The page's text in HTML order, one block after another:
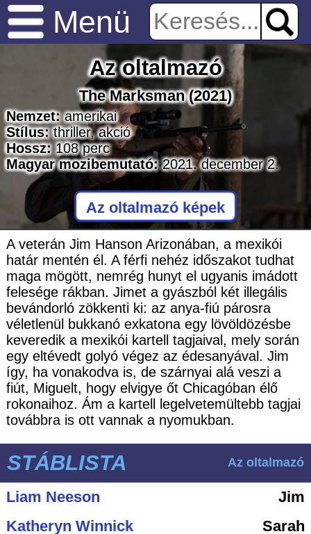
Menü
Az oltalmazó
The Marksman(2021)
Nemzet: amerikai
Stílus: thriller,akció
Hossz: 108perc
Magyar mozibemutató:2021. december 2.
Az oltalmazó képek
A veterán Jim Hanson Arizonában, a mexikói
határ mentén él. A férfi nehéz időszakot tudhat
maga mögött, nemrég hunyt el ugyanis imádott
felesége rákban. Jimet a gyászból két illegális
bevándorló zökkenti ki: az anya-fiú párosra
véletlenül bukkanó exkatona egy lövöldözésbe
keveredik a mexikói kartell tagjaival, mely során
egy eltévedt golyó végez az édesanyával. Jim
így, ha vonakodva is, de szárnyai alá veszi a
fiút, Miguelt, hogy elvigye őt Chicagóban élő
rokonaihoz. Ám a kartell legelvetemültebb tagjai
továbbra is ott vannak a nyomukban.
STÁBLISTA Az oltalmazó
Liam Neeson
Jim
Katheryn Winnick
Sarah